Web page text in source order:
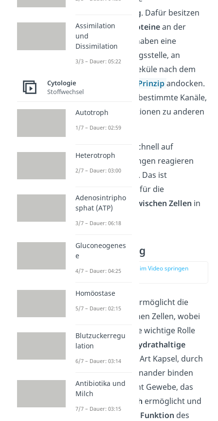
Signalübertragung. Dafür besitzen
ZellenRezeptorproteinean der
Zellmembran. Sie haben eine
spezifische Bindungsstelle, an
welcher Signalmoleküle nach dem
Schlüssel-Schloss-Prinzipandocken.
Das Binden öffnet bestimmte Kanäle,
durch die Informationen zu anderen
Zellen gelangen.
So kann die Zelle schnell auf
Umweltveränderungen reagieren
und sich anpassen. Das ist
besonders wichtig für die
Kommunikation zwischen Zellen in
Zellverbindung
zur Stelle im Video springen
Die Zellmembran ermöglicht die
zwischen Zellen, wobei
die
Glykokalyx
eine wichtige Rolle
spielt. Die
kohlenhydrathaltige
Schichtbildet eine Art Kapsel, durch
die sich Zellen aneinander binden
können. So entsteht Gewebe, das
Stoffaustausch ermöglicht und
die
Funktion des
Assimilation
und
Dissimilation
3/3 – Dauer: 05:22
Cytologie
Stoffwechsel
Autotroph
1/7 – Dauer: 02:59
Heterotroph
2/7 – Dauer: 03:00
Adenosintripho
sphat (ATP)
3/7 – Dauer: 06:18
Gluconeogenes
e
4/7 – Dauer: 04:25
Homöostase
5/7 – Dauer: 02:15
Blutzuckerregu
lation
6/7 – Dauer: 03:14
Antibiotika und
Milch
7/7 – Dauer: 03:15